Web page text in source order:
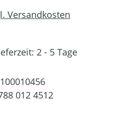
Versandkosten
2 - 5 Tage
012 4512